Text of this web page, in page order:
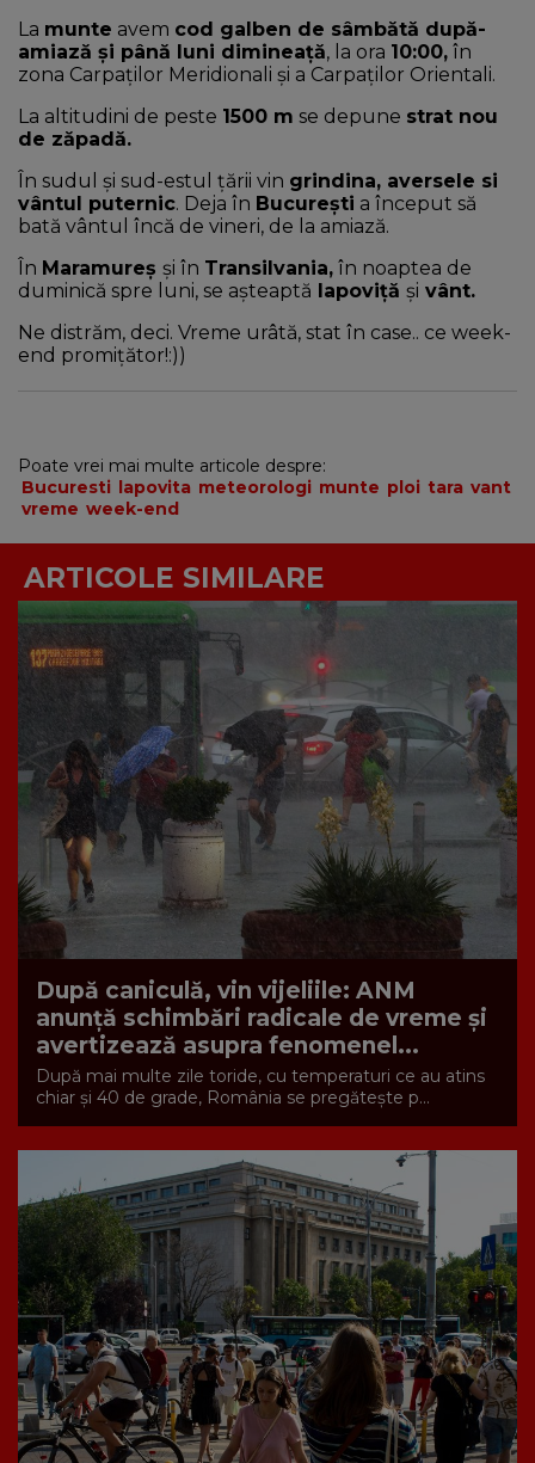
La munte avem cod galben de sâmbătă după-
amiază și până luni dimineață, la ora 10:00, în
zona Carpaților Meridionali și a Carpaților Orientali.
La altitudini de peste 1500 m se depune strat nou
de zăpadă.
În sudul și sud-estul țării vin grindina, aversele si
vântul puternic. Deja în București a început să
bată vântul încă de vineri, de la amiază.
În Maramureș și în Transilvania, în noaptea de
duminică spre luni, se așteaptă lapoviță și vânt.
Ne distrăm, deci. Vreme urâtă, stat în case.. ce week-
end promițător!:))
Poate vrei mai multe articole despre:
Bucuresti lapovita meteorologi munte ploi tara vant
vreme week-end
ARTICOLE SIMILARE
După caniculă, vin vijeliile: ANM
anunță schimbări radicale de vreme și
avertizează asupra fenomenel...
După mai multe zile toride, cu temperaturi ce au atins
chiar și 40 de grade, România se pregătește p...